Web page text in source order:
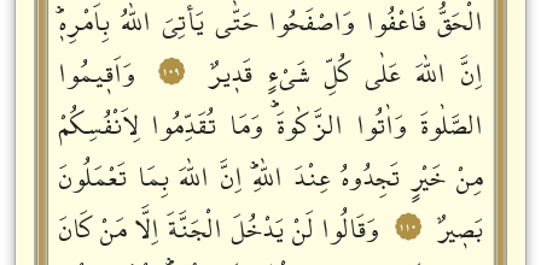
الْحَقُّۚ فَاعْفُوا وَاصْفَحُوا حَتّٰى يَأْتِيَ اللّٰهُ بِاَمْرِهٖؕ
اِنَّ اللّٰهَ عَلٰى كُلِّ شَيْءٍ قَدٖيرٌ
١٠٩
وَاَقٖيمُوا
الصَّلٰوةَ وَاٰتُوا الزَّكٰوةَؕ وَمَا تُقَدِّمُوا لِاَنْفُسِكُمْ
مِنْ خَيْرٍ تَجِدُوهُ عِنْدَ اللّٰهِؕ اِنَّ اللّٰهَ بِمَا تَعْمَلُونَ
بَصٖيرٌ ١١٠
وَقَالُوا لَنْ يَدْخُلَ الْجَنَّةَ اِلَّا مَنْ كَانَ